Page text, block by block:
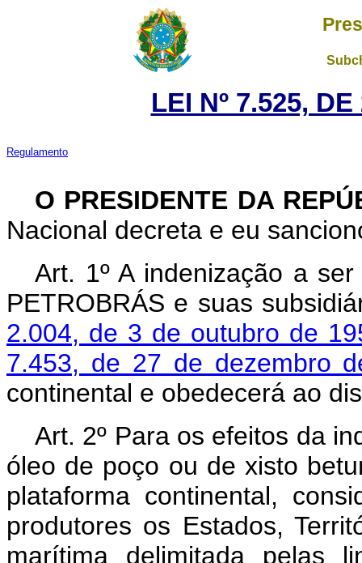
LEI Nº 7.525,
Regulamento
O PRESIDENTE DA
Nacional decreta e eu
Art. 1º A indenização a
PETROBRÁS e suas
2.004, de 3 de outubro de
7.453, de 27 de dezembro
continental e obedecerá ao
Art. 2º Para os efeitos da
óleo de poço ou de xisto
plataforma continental,
produtores os Estados,
marítima delimitada pelas